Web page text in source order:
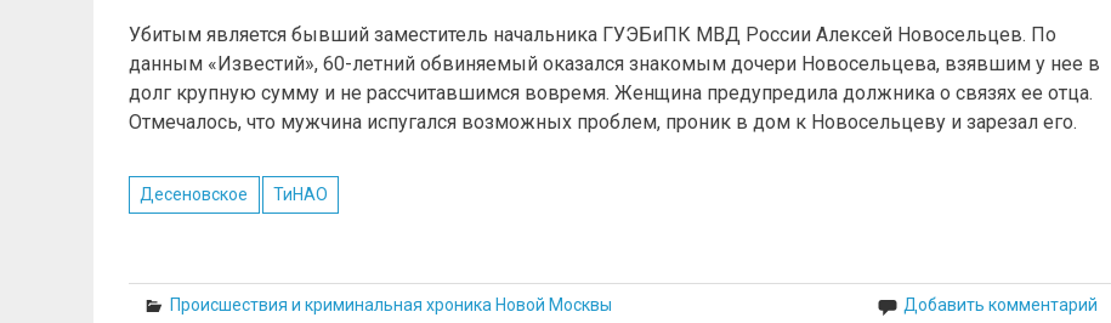
Убитым является бывший заместитель начальника ГУЭБиПК МВД России Алексей Новосельцев. По
данным «Известий», 60-летний обвиняемый оказался знакомым дочери Новосельцева, взявшим у нее в
долг крупную сумму и не рассчитавшимся вовремя. Женщина предупредила должника о связях ее отца.
Отмечалось, что мужчина испугался возможных проблем, проник в дом к Новосельцеву и зарезал его.
Десеновское ТиНАО
Происшествия и криминальная хроника Новой Москвы Добавить комментарий